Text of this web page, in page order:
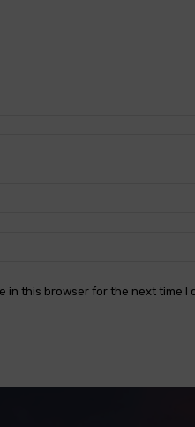
in this browser for the next time I